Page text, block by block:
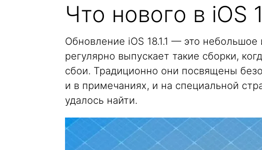
Что нового в iOS
Обновление iOS 18.1.1 — это
регулярно выпускает такие сборки,
сбои. Традиционно они посвящены
и в примечаниях, и на специальной
удалось найти.